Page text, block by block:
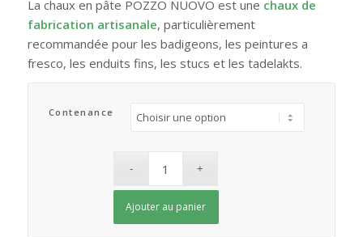
prix :
25,55 €
à
45,08 €
La chaux en pâte POZZO NUOVO est une chaux de
fabrication artisanale, particulièrement
recommandée pour les badigeons, les peintures a
fresco, les enduits fins, les stucs et les tadelakts.
Contenance
Ajouter au panier